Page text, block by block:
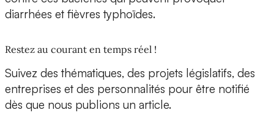
diarrhées et fièvres typhoïdes.
Restez au courant en temps réel !
Suivez des thématiques, des projets législatifs, des
entreprises et des personnalités pour être notifié
dès que nous publions un article.